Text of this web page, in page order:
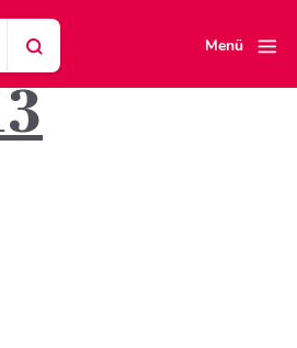
Menü